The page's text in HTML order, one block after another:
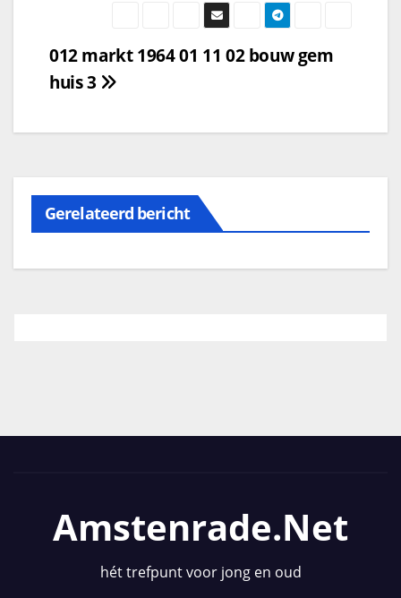
012 markt 1964 01 11 02 bouw gem
huis 3
Gerelateerd bericht
Amstenrade.net
hét trefpunt voor jong en oud